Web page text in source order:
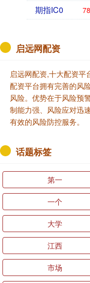
期指IC0
启远网配资
启远网配资,十大配资
配资平台拥有完善的风
风险。优势在于风险预
制能力强、风险应对迅
有效的风险防控服务。
话题标签
第一
一个
大学
江西
市场